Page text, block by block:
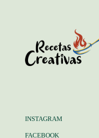
INSTAGRAM
FACEBOOK